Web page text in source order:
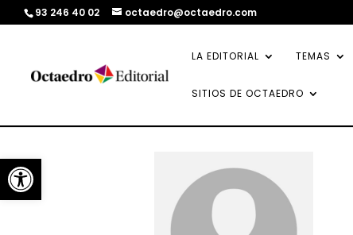
Abrir barra de herramientas
93 246 40 02 octaedro@octaedro.com
LA EDITORIAL TEMAS
SITIOS DE OCTAEDRO